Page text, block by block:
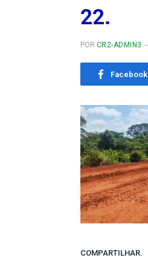
22.
POR CR2-ADMIN3
Facebook
COMPARTILHAR.